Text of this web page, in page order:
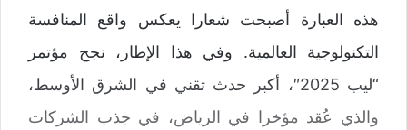
هذه العبارة أصبحت شعارا يعكس واقع المنافسة
التكنولوجية العالمية. وفي هذا الإطار، نجح مؤتمر
“ليب 2025″، أكبر حدث تقني في الشرق الأوسط،
والذي عُقد مؤخرا في الرياض، في جذب الشركات